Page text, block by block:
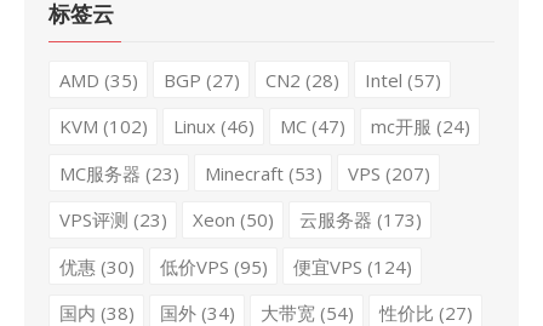
标签云
AMD (35) BGP (27) CN2 (28) Intel (57)
KVM (102) Linux(46) MC(47) mc开服 (24)
MC服务器 (23) Minecraft(53) VPS (207)
VPS评测 (23) Xeon (50) 云服务器 (173)
优惠(30) 低价VPS (95) 便宜VPS (124)
国内 (38) 国外(34) 大带宽(54) 性价比 (27)